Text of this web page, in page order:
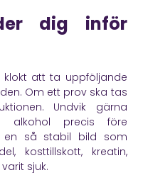
dig inför
att ta uppföljande
Om ett prov ska tas
Undvik gärna
alkohol precis före
så stabil bild som
kosttillskott, kreatin,
sjuk.